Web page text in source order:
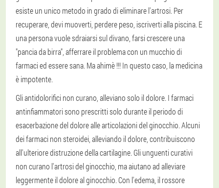
esiste un unico metodo in grado di eliminare l'artrosi. Per
recuperare, devi muoverti, perdere peso, iscriverti alla piscina. E
una persona vuole sdraiarsi sul divano, farsi crescere una
"pancia da birra", afferrare il problema con un mucchio di
farmaci ed essere sana. Ma ahimè !!! In questo caso, la medicina
è impotente.
Gli antidolorifici non curano, alleviano solo il dolore. I farmaci
antinfiammatori sono prescritti solo durante il periodo di
esacerbazione del dolore alle articolazioni del ginocchio. Alcuni
dei farmaci non steroidei, alleviando il dolore, contribuiscono
all'ulteriore distruzione della cartilagine. Gli unguenti curativi
non curano l'artrosi del ginocchio, ma aiutano ad alleviare
leggermente il dolore al ginocchio. Con l'edema, il rossore